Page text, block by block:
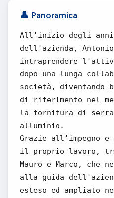
👤 Panoramica
All'inizio degli anni
dell'azienda,
intraprendere
dopo una lunga
società, diventando
di riferimento nel
la fornitura di
alluminio.
Grazie all'impegno
il proprio lavoro,
Mauro e Marco, che
alla guida
esteso ed ampliato